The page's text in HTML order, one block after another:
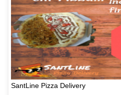
SantLine Pizza Delivery